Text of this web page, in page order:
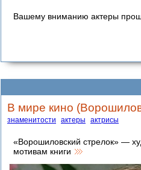
Вашему вниманию актеры
В мире кино
знаменитости актеры актрисы
«Ворошиловский стрелок» —
мотивам книги